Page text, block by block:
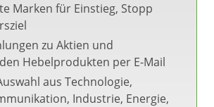
Marken für Einstieg, Stopp
zu Aktien und
Hebelprodukten per E-Mail
aus Technologie,
Industrie, Energie,